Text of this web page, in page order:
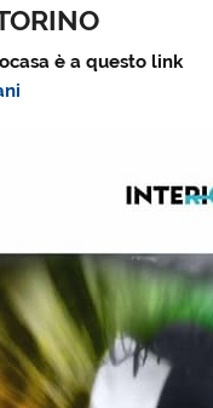
è a questo link